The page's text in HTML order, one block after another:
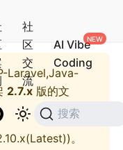
社
区
交
流
AI Vibe
Coding
搜索
Laravel,Java-
2.7.x 版的文
)。